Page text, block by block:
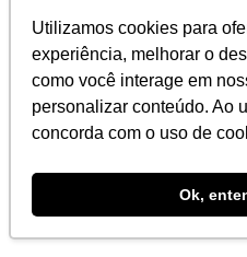
Utilizamos cookies para
experiência, melhorar o
como você interage em
personalizar conteúdo. Ao
concorda com o uso de
Ok,
Diretoria
Nossa Cultura
Nossas Instalações
Parceiros
Projetos